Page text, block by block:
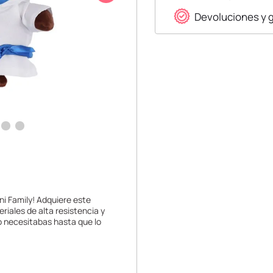
Family! Adquiere este
de alta resistencia y
necesitabas hasta que lo
Devoluciones y